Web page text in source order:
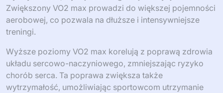
Zwiększony VO2 max prowadzi do większej pojemności
aerobowej, co pozwala na dłuższe i intensywniejsze
treningi.
Wyższe poziomy VO2 max korelują z poprawą zdrowia
układu sercowo-naczyniowego, zmniejszając ryzyko
chorób serca. Ta poprawa zwiększa także
wytrzymałość, umożliwiając sportowcom utrzymanie